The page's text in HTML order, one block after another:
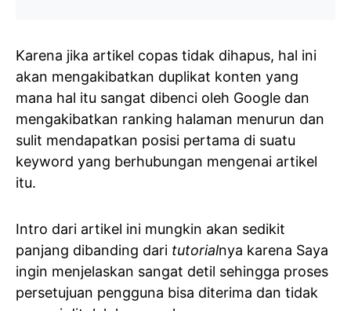
Karena jika artikel copas tidak dihapus, hal ini
akan mengakibatkan duplikat konten yang
mana hal itu sangat dibenci oleh Google dan
mengakibatkan ranking halaman menurun dan
sulit mendapatkan posisi pertama di suatu
keyword yang berhubungan mengenai artikel
itu.
Intro dari artikel ini mungkin akan sedikit
panjang dibanding dari tutorialnya karena Saya
ingin menjelaskan sangat detil sehingga proses
persetujuan pengguna bisa diterima dan tidak